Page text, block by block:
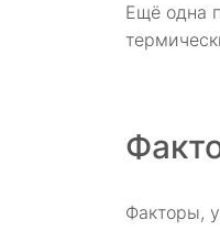
Ещё одна
Факторы,